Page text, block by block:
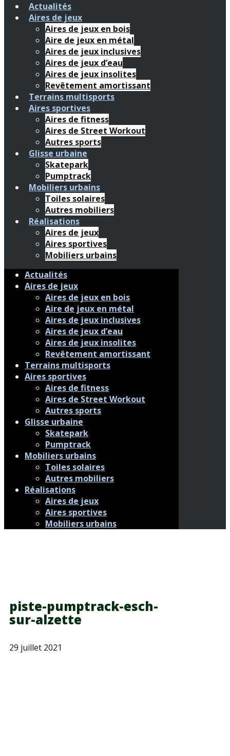
Actualités
Aires de jeux
Aires de jeux en bois
Aire de jeux en métal
Aires de jeux inclusives
Aires de jeux d’eau
Aires de jeux insolites
Revêtement amortissant
Terrains multisports
Aires sportives
Aires de fitness
Aires de Street Workout
Autres sports
Glisse urbaine
Skatepark
Pumptrack
Mobiliers urbains
Toiles solaires
Autres mobiliers
Réalisations
Aires de jeux
Aires sportives
Mobiliers urbains
Actualités
Aires de jeux
Aires de jeux en bois
Aire de jeux en métal
Aires de jeux inclusives
Aires de jeux d’eau
Aires de jeux insolites
Revêtement amortissant
Terrains multisports
Aires sportives
Aires de fitness
Aires de Street Workout
Autres sports
Glisse urbaine
Skatepark
Pumptrack
Mobiliers urbains
Toiles solaires
Autres mobiliers
Réalisations
Aires de jeux
Aires sportives
Mobiliers urbains
piste-pumptrack-esch-
sur-alzette
29 juillet 2021